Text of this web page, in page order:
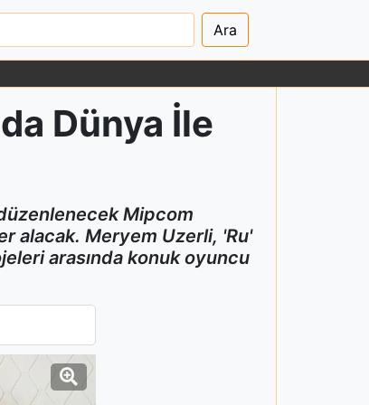
Ara
Dünya İle
Mipcom
alacak. Meryem Uzerli, 'Ru'
arasında konuk oyuncu